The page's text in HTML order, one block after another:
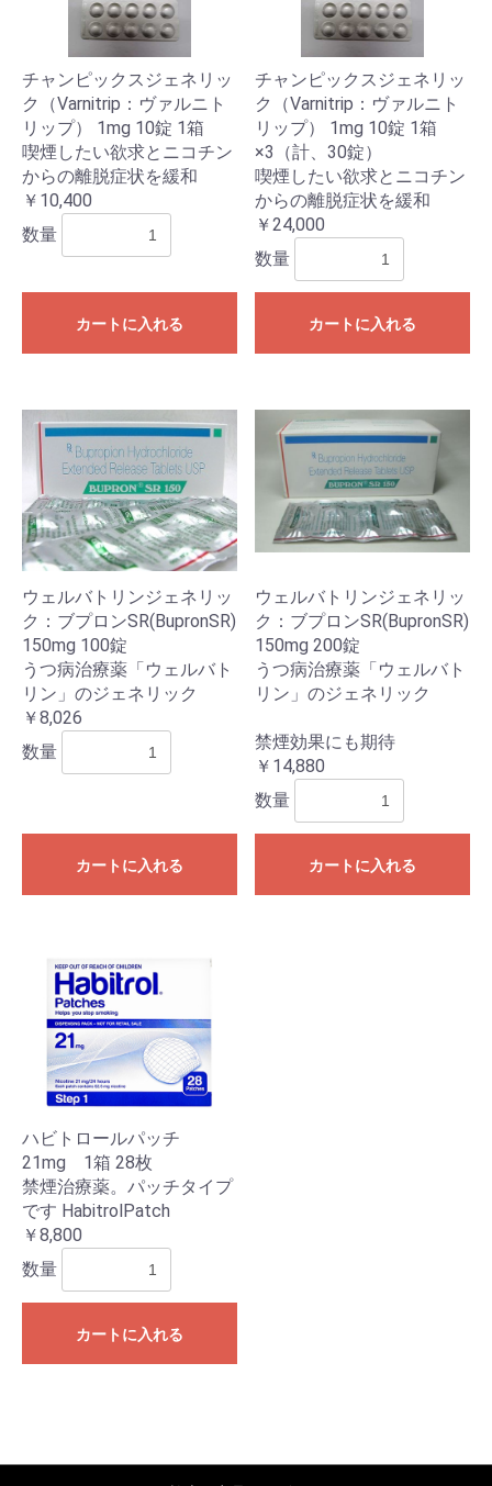
チャンピックスジェネリッ
ク（Varnitrip：ヴァルニト
リップ） 1mg 10錠 1箱
喫煙したい欲求とニコチン
からの離脱症状を緩和
￥10,400
数量
カートに入れる
チャンピックスジェネリッ
ク（Varnitrip：ヴァルニト
リップ） 1mg 10錠 1箱
×3（計、30錠）
喫煙したい欲求とニコチン
からの離脱症状を緩和
￥24,000
数量
カートに入れる
ウェルバトリンジェネリッ
ク：ブプロンSR(BupronSR)
150mg 100錠
うつ病治療薬「ウェルバト
リン」のジェネリック
￥8,026
数量
カートに入れる
ウェルバトリンジェネリッ
ク：ブプロンSR(BupronSR)
150mg 200錠
うつ病治療薬「ウェルバト
リン」のジェネリック
禁煙効果にも期待
￥14,880
数量
カートに入れる
ハビトロールパッチ
21mg 1箱 28枚
禁煙治療薬。パッチタイプ
です HabitrolPatch
￥8,800
数量
カートに入れる
お買い物を続ける カートへ進む